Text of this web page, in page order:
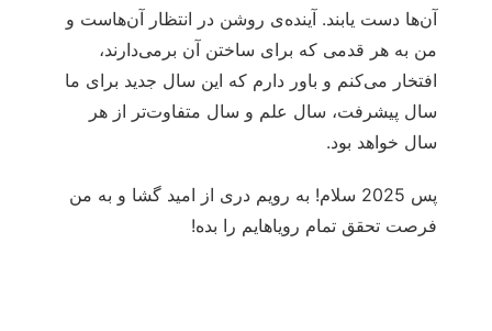
آن‌ها دست یابند. آینده‌ی روشن در انتظار آن‌هاست و
من به هر قدمی که برای ساختن آن برمی‌دارند،
افتخار می‌کنم و باور دارم که این سال جدید برای ما
سال پیشرفت، سال علم و سال متفاوت‌تر از هر
سال خواهد بود.
پس 2025 سلام! به رویم دری از امید گشا و به من
فرصت تحقق تمام رویاهایم را بده!